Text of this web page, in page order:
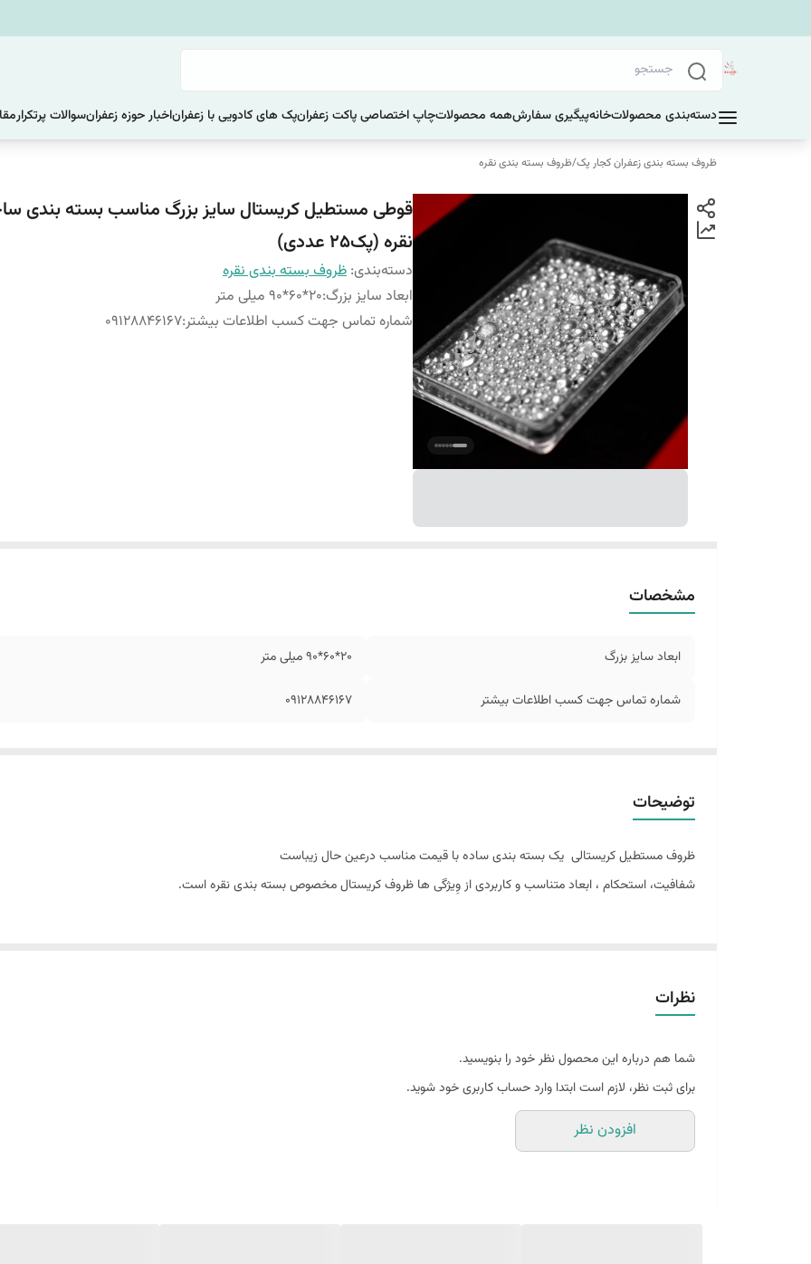
دسته‌بندی محصولاتخانهپیگیری سفارشهمه محصولاتچاپ اختصاصی پاکت زعفرانپک های کادویی با زعفراناخبار حوزه زعفرانسوالات پرتکرار
ظروف بسته بندی زعفران کجار پک/ظروف بسته بندی نقره
قوطی مستطیل کریستال سایز بزرگ مناسب بسته بندی
نقره (پک25 عددی)
دسته‌بندی: ظروف بسته بندی نقره
ابعاد سایز بزرگ:20*60*90 میلی متر
شماره تماس جهت کسب اطلاعات بیشتر:
09128846167
مشخصات
ابعاد سایز بزرگ 20*60*90 میلی متر
شماره تماس جهت کسب اطلاعات بیشتر 09128846167
توضیحات
ظروف مستطیل کریستالی یک بسته بندی ساده با قیمت مناسب درعین حال زیباست
شفافیت، استحکام ، ابعاد متناسب و کاربردی از وِیژگی ها ظروف کریستال مخصوص بسته بندی نقره است.
نظرات
شما هم درباره این محصول نظر خود را بنویسید.
برای ثبت نظر، لازم است ابتدا وارد حساب کاربری خود شوید.
افزودن نظر